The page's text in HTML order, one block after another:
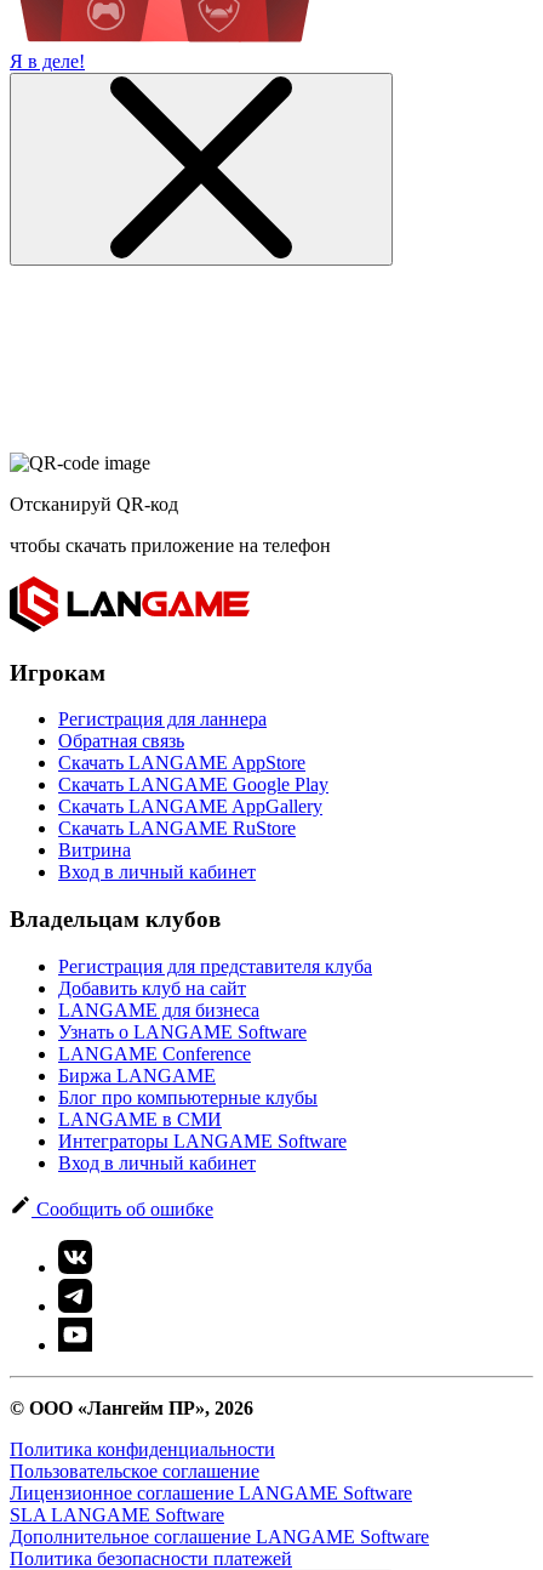
Я в деле!
Отсканируй QR-код
чтобы скачать приложение на телефон
Игрокам
Регистрация для ланнера
Обратная связь
Скачать LANGAME AppStore
Скачать LANGAME Google Play
Скачать LANGAME AppGallery
Скачать LANGAME RuStore
Витрина
Вход в личный кабинет
Владельцам клубов
Регистрация для представителя клуба
Добавить клуб на сайт
LANGAME для бизнеса
Узнать о LANGAME Software
LANGAME Conference
Биржа LANGAME
Блог про компьютерные клубы
LANGAME в СМИ
Интеграторы LANGAME Software
Вход в личный кабинет
Сообщить об ошибке
© ООО «Лангейм ПР», 2026
Политика конфиденциальности
Пользовательское соглашение
Лицензионное соглашение LANGAME Software
SLA LANGAME Software
Дополнительное соглашение LANGAME Software
Политика безопасности платежей